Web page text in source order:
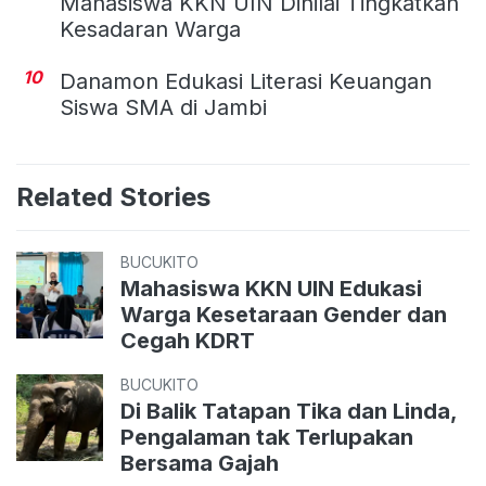
Kesadaran Warga
10
Danamon Edukasi Literasi Keuangan
Siswa SMA di Jambi
Related Stories
BUCUKITO
Mahasiswa KKN UIN Edukasi
Warga Kesetaraan Gender dan
Cegah KDRT
BUCUKITO
Di Balik Tatapan Tika dan Linda,
Pengalaman tak Terlupakan
Bersama Gajah